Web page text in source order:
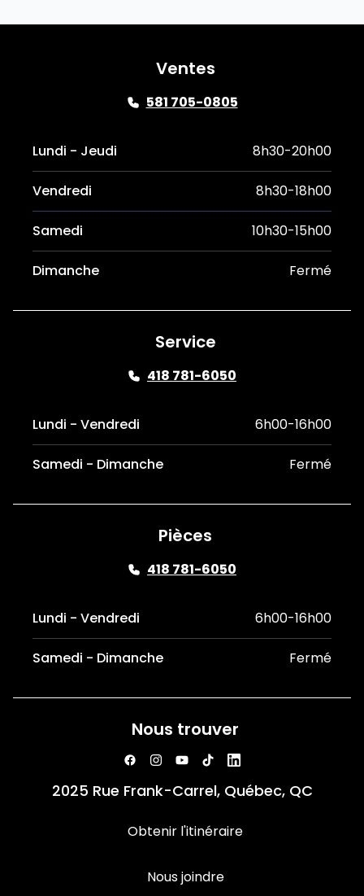
Ventes
581 705-0805
Lundi - Jeudi 8h30-20h00
Vendredi 8h30-18h00
Samedi 10h30-15h00
Dimanche Fermé
Service
418 781-6050
Lundi - Vendredi 6h00-16h00
Samedi - Dimanche Fermé
Pièces
418 781-6050
Lundi - Vendredi 6h00-16h00
Samedi - Dimanche Fermé
Nous trouver
2025 Rue Frank-Carrel, Québec, QC
Obtenir l'itinéraire
Nous joindre